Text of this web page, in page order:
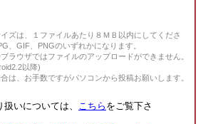
ズは、１ファイルあたり８ＭＢ以内にしてくださ
、GIF、PNGのいずれかになります。
ラウザではファイルのアップロードができません。
以降)
は、お手数ですがパソコンから投稿お願いします。
扱いについては、 こちら をご覧下さ